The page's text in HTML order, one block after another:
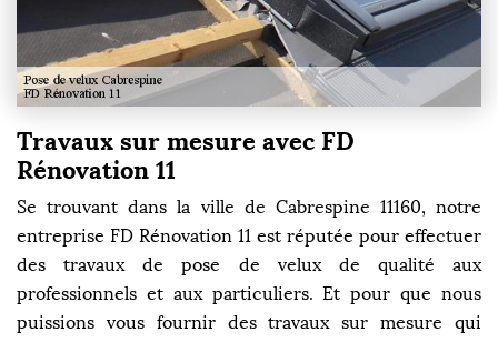
Travaux sur mesure avec FD
Rénovation 11
Se trouvant dans la ville de Cabrespine 11160, notre
entreprise FD Rénovation 11 est réputée pour effectuer
des travaux de pose de velux de qualité aux
professionnels et aux particuliers. Et pour que nous
puissions vous fournir des travaux sur mesure qui